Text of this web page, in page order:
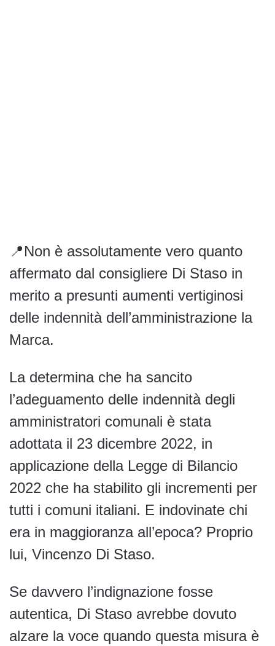
📍Non è assolutamente vero quanto
affermato dal consigliere Di Staso in
merito a presunti aumenti vertiginosi
delle indennità dell’amministrazione la
Marca.
La determina che ha sancito
l’adeguamento delle indennità degli
amministratori comunali è stata
adottata il 23 dicembre 2022, in
applicazione della Legge di Bilancio
2022 che ha stabilito gli incrementi per
tutti i comuni italiani. E indovinate chi
era in maggioranza all’epoca? Proprio
lui, Vincenzo Di Staso.
Se davvero l’indignazione fosse
autentica, Di Staso avrebbe dovuto
alzare la voce quando questa misura è